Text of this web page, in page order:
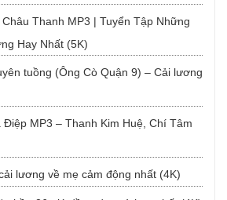
Thanh MP3 | Tuyển Tập Những
Hay Nhất (5K)
tuồng (Ông Cò Quận 9) – Cải lương
MP3 – Thanh Kim Huệ, Chí Tâm
lương về mẹ cảm động nhất (4K)